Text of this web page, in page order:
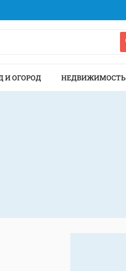
И ОГОРОД НЕДВИЖИМОСТЬ